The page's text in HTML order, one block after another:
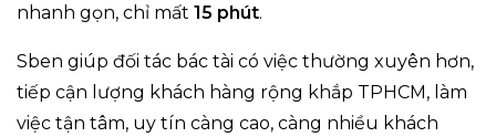
nhanh gọn, chỉ mất 15 phút.
Sben giúp đối tác bác tài có việc thường xuyên hơn,
tiếp cận lượng khách hàng rộng khắp TPHCM, làm
việc tận tâm, uy tín càng cao, càng nhiều khách